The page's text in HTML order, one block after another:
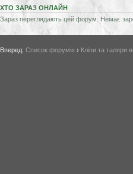
ХТО ЗАРАЗ ОНЛАЙН
Зараз переглядають цей форум: Немає
Вперед: Список форумів › Кліпи та таляри